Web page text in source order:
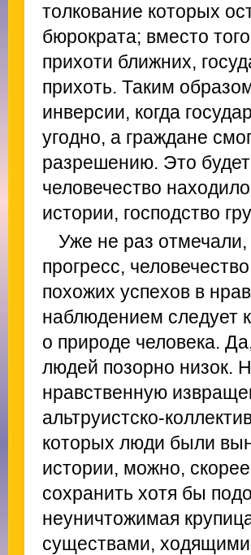
толкование которых
бюрократа; вместо
прихоти ближних,
прихоть. Таким
инверсии, когда
угодно, а граждане
разрешению. Это
человечество
истории, господство
Уже не раз
прогресс,
похожих успехов в
наблюдением следует
о природе человека.
людей позорно низок.
нравственную
альтруистско-
которых люди были
истории, можно,
сохранить хотя бы
неуничтожимая
существами, ходящими